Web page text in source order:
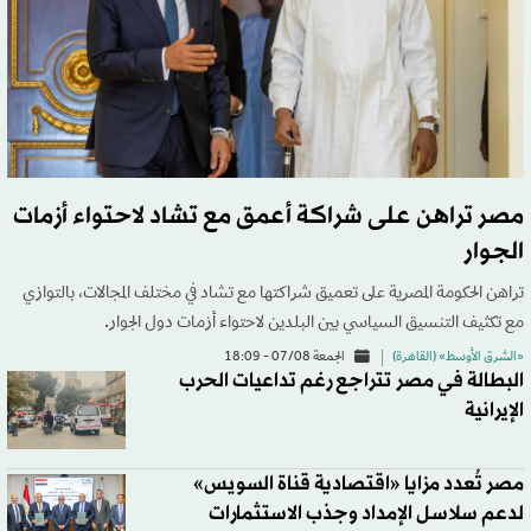
مصر تراهن على شراكة أعمق مع تشاد لاحتواء أزمات
الجوار
تراهن الحكومة المصرية على تعميق شراكتها مع تشاد في مختلف المجالات، بالتوازي
مع تكثيف التنسيق السياسي بين البلدين لاحتواء أزمات دول الجوار.
«الشرق الأوسط» (القاهرة) الجمعة 07/08 - 18:09
البطالة في مصر تتراجع رغم تداعيات الحرب
الإيرانية
مصر تُعدد مزايا «اقتصادية قناة السويس»
لدعم سلاسل الإمداد وجذب الاستثمارات